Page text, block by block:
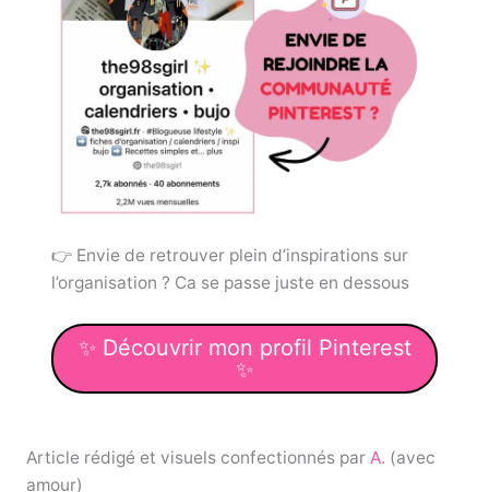
👉 Envie de retrouver plein d’inspirations sur
l’organisation ? Ca se passe juste en dessous
✨ Découvrir mon profil Pinterest
✨
Article rédigé et visuels confectionnés par A. (avec
amour)